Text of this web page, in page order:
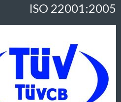
ISO 22001:2005